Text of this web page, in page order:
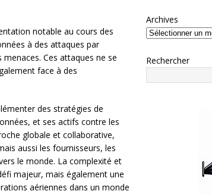
notable au cours des
à des attaques par
Ces attaques ne se
face à des
des stratégies de
et ses actifs contre les
globale et collaborative,
aussi les fournisseurs, les
le monde. La complexité et
majeur, mais également une
aériennes dans un monde
Archives
Rechercher